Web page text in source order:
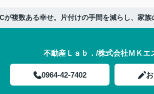
が複数ある幸せ。片付けの手間を減らし、家
不動産Ｌａｂ．/株式会社ＭＫエ
0964-42-7402